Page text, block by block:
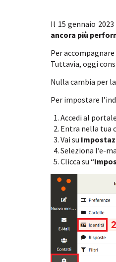
Il 15 gennaio 2023
ancora più
Per
Tuttavia, oggi
Nulla cambia per
Per impostare
Accedi al portale
Entra nella tua
Vai su
Seleziona l’e-
Clicca su “